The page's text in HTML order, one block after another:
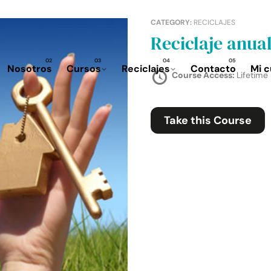
Nosotros Cursos Reciclajes Contacto Mi
CATEGORY: RECICLAJES
Reciclaje
Course Access:Lifetime
Take this Course